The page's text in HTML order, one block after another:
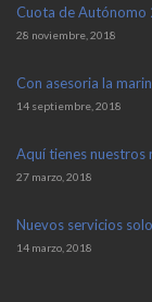
Cuota de Autónomo
28 noviembre, 2018
Con asesoria la
14 septiembre, 2018
Aquí tienes nuestros
27 marzo, 2018
Nuevos servicios
14 marzo, 2018